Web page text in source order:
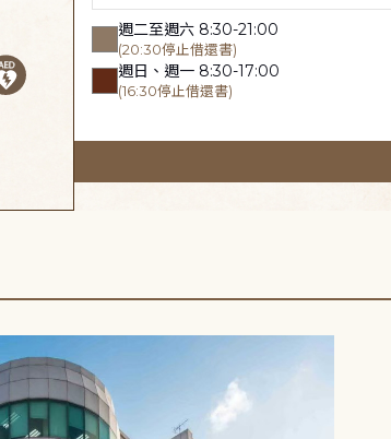
週二至週六 8:30-21:00
(20:30停止借還書)
週日、週一 8:30-17:00
(16:30停止借還書)